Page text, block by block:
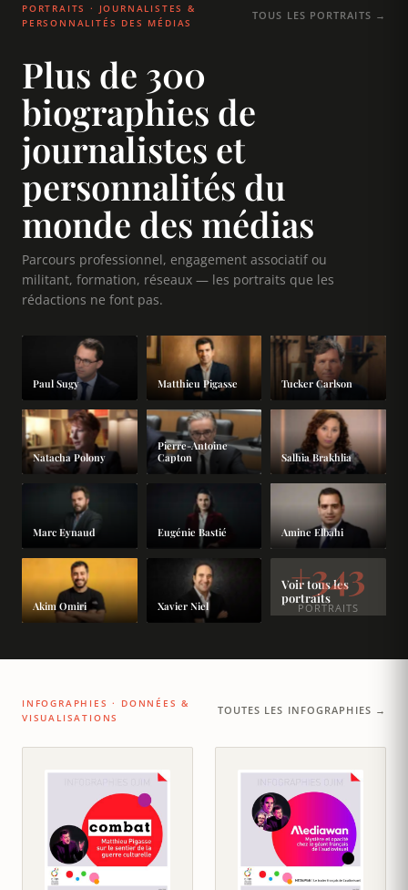
PORTRAITS · JOURNALISTES &
PERSONNALITÉS DES MÉDIAS
TOUS LES PORTRAITS →
Plus de 300
biographies de
journalistes et
personnalités du
monde des médias
Parcours professionnel, engagement associatif ou
militant, formation, réseaux — les portraits que les
rédactions ne font pas.
Paul Sugy Matthieu Pigasse Tucker Carlson
Natacha Polony
Pierre-Antoine
Capton
Salhia Brakhlia
Marc Eynaud Eugénie Bastié Amine Elbahi
Akim Omiri Xavier Niel
+343
PORTRAITS
Voir tous les
portraits
INFOGRAPHIES · DONNÉES &
VISUALISATIONS
TOUTES LES INFOGRAPHIES →